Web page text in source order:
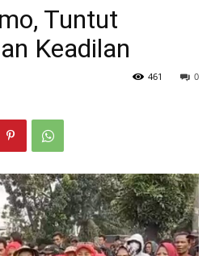
Tuntut
Keadilan
0
461